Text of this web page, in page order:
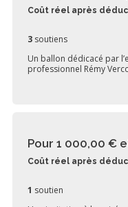
Coût réel après
3 soutiens
Un ballon dédicacé par
professionnel Rémy
Pour 1 000,00 €
Coût réel après
1 soutien